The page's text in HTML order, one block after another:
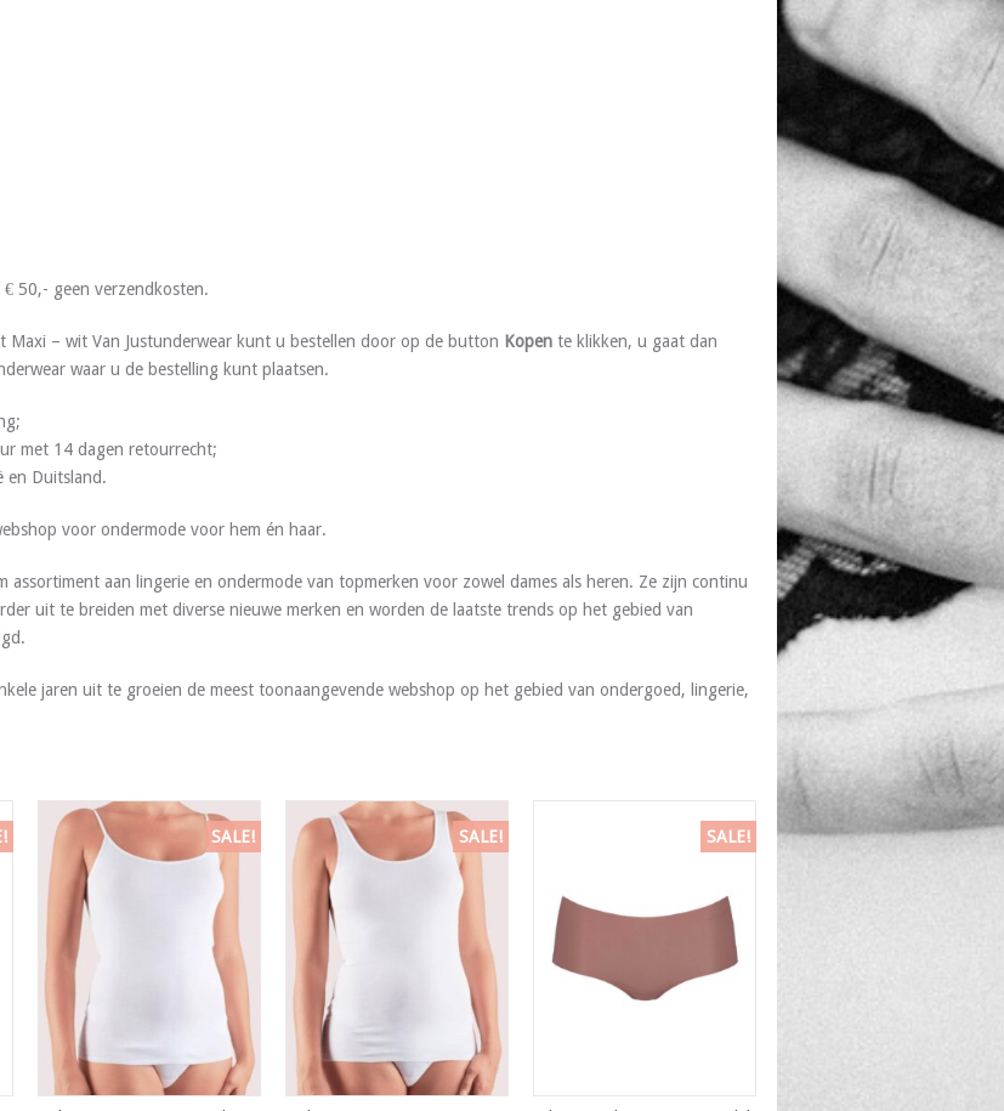
50,- geen verzendkosten.
– wit Van Justunderwear kunt u bestellen door op de button Kopente klikken, u gaat dan
waar u de bestelling kunt plaatsen.
met 14 dagen retourrecht;
en Duitsland.
voor ondermode voor hem én haar.
assortiment aan lingerie en ondermode van topmerken voor zowel dames als heren. Ze zijn continu
uit te breiden met diverse nieuwe merken en worden de laatste trends op het gebied van
jaren uit te groeien de meest toonaangevende webshop op het gebied van ondergoed, lingerie,
SALE! SALE! SALE!